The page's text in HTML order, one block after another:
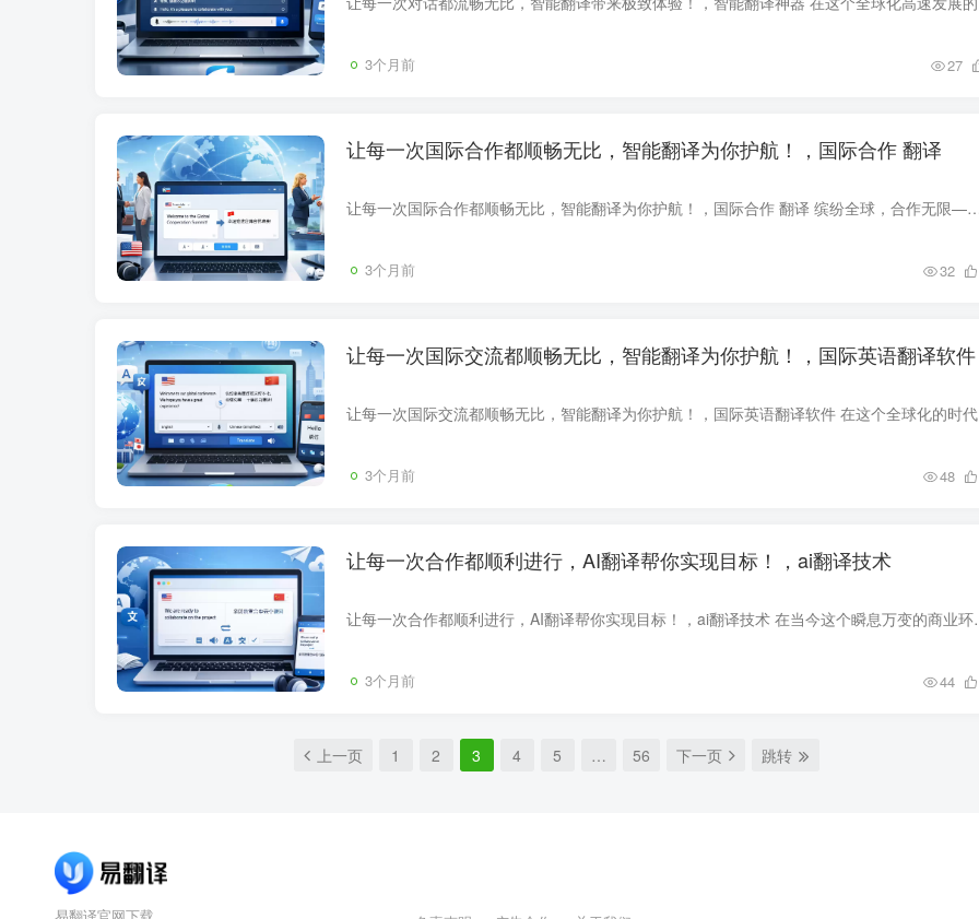
3个月前 27
让每一次国际合作都顺畅无比，智能翻译为你护航！，国际合作 翻译
让每一次国际合作都顺畅无比，智能翻译为你护航！，国际合作 翻译 缤纷全球，合作无限——解锁国际合作的新时代
3个月前 32
让每一次国际交流都顺畅无比，智能翻译为你护航！，国际英语翻译软件
3个月前 48
让每一次合作都顺利进行，AI翻译帮你实现目标！，ai翻译技术
让每一次合作都顺利进行，AI翻译帮你实
3个月前 44
上一页 1 2 3 4 5 … 56 下一页 跳转